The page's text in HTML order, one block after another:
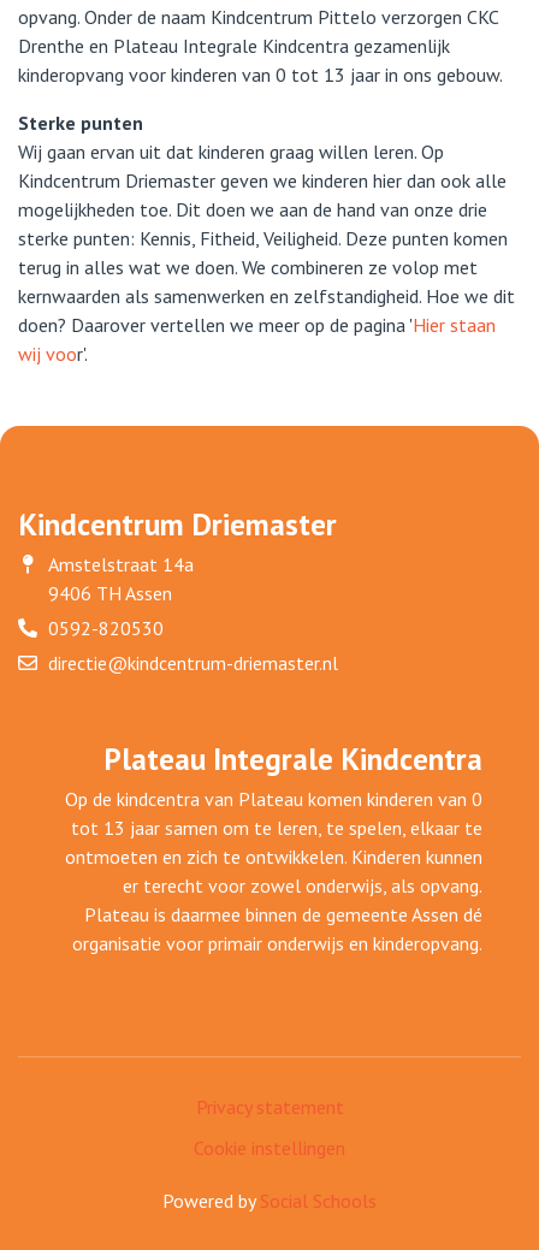
opvang. Onder de naam Kindcentrum Pittelo verzorgen CKC
Drenthe en Plateau Integrale Kindcentra gezamenlijk
kinderopvang voor kinderen van 0 tot 13 jaar in ons gebouw.
Sterke punten
Wij gaan ervan uit dat kinderen graag willen leren. Op
Kindcentrum Driemaster geven we kinderen hier dan ook alle
mogelijkheden toe. Dit doen we aan de hand van onze drie
sterke punten: Kennis, Fitheid, Veiligheid. Deze punten komen
terug in alles wat we doen. We combineren ze volop met
kernwaarden als samenwerken en zelfstandigheid. Hoe we dit
doen? Daarover vertellen we meer op de pagina 'Hier staan
wij voor'.
Kindcentrum Driemaster
Amstelstraat 14a
9406 TH Assen
0592-820530
directie@kindcentrum-driemaster.nl
Plateau Integrale Kindcentra
Op de kindcentra van Plateau komen kinderen van 0
tot 13 jaar samen om te leren, te spelen, elkaar te
ontmoeten en zich te ontwikkelen. Kinderen kunnen
er terecht voor zowel onderwijs, als opvang.
Plateau is daarmee binnen de gemeente Assen dé
organisatie voor primair onderwijs en kinderopvang.
Privacy statement
Cookie instellingen
Powered bySocial Schools